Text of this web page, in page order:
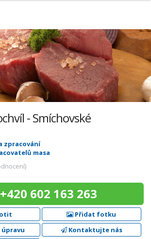
- Smíchovské
zpracování
masa
+420 602 163 263
Přidat fotku
Kontaktujte nás